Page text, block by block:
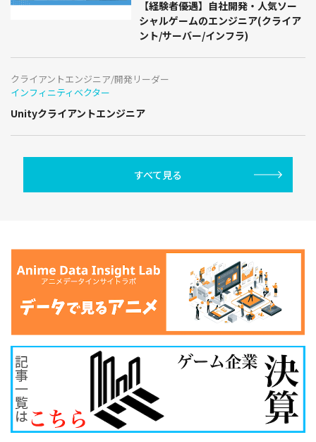
【経験者優遇】自社開発・人気ソー
シャルゲームのエンジニア(クライア
ント/サーバー/インフラ)
クライアントエンジニア/開発リーダー
インフィニティベクター
Unityクライアントエンジニア
すべて見る